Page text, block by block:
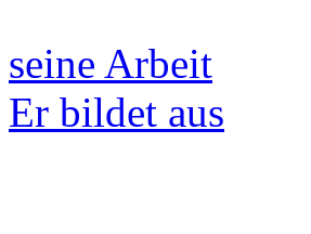
seine Arbeit
Er bildet aus